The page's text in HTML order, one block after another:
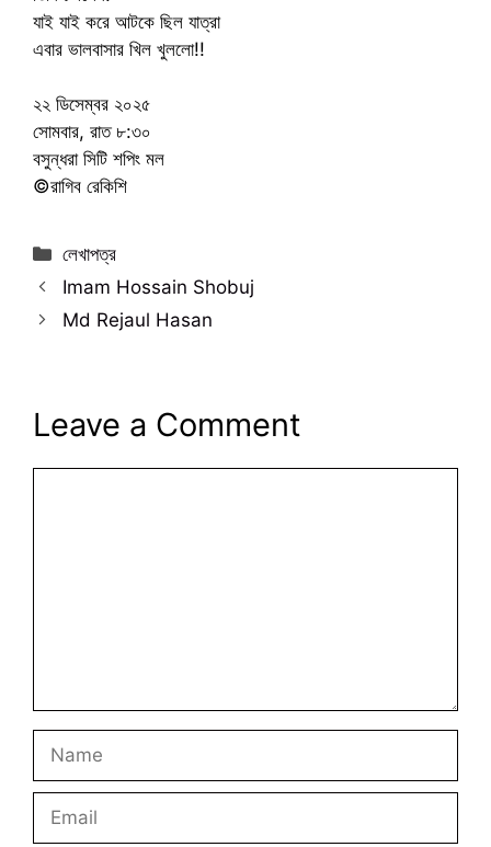
যাই যাই করে আটকে ছিল যাত্রা
এবার ভালবাসার খিল খুললো!!
২২ ডিসেম্বর ২০২৫
সোমবার, রাত ৮:৩০
বসুন্ধরা সিটি শপিং মল
©রাগিব রেকিশি
Categories
লেখাপত্র
Imam Hossain Shobuj
Md Rejaul Hasan
Leave a Comment
Name
Email